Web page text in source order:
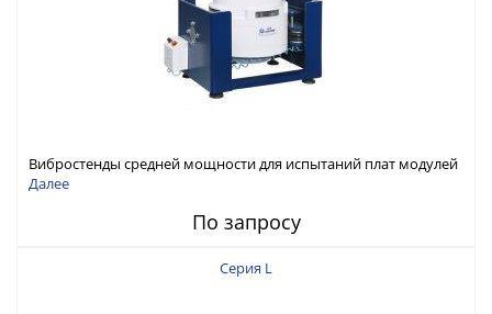
Вибростенды средней мощности для испытаний плат модулей
электронных систем и систем в сборе
Далее
По запросу
Серия L